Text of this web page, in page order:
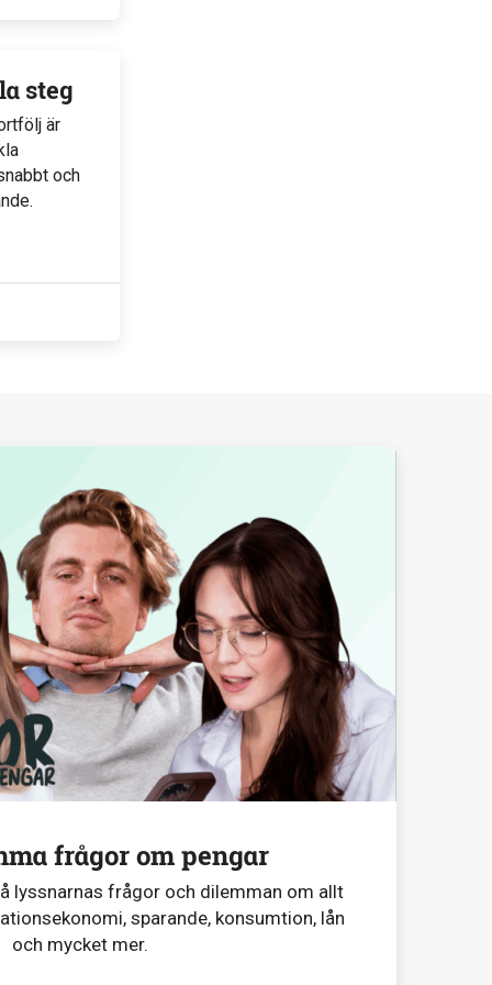
steg
är
och
frågor om pengar
lyssnarnas frågor och dilemman om allt
sparande, konsumtion, lån
och mycket mer.